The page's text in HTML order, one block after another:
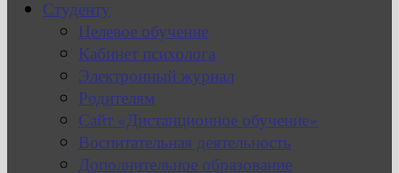
Студенту
Целевое обучение
Кабинет психолога
Электронный журнал
Родителям
Сайт «Дистанционное обучение»
Воспитательная деятельность
Дополнительное образование